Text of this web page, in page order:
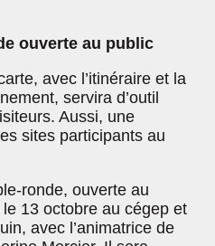
ouverte au public
avec l’itinéraire et la
servira d’outil
Aussi, une
sites participants au
ronde, ouverte au
13 octobre au cégep et
avec l’animatrice de